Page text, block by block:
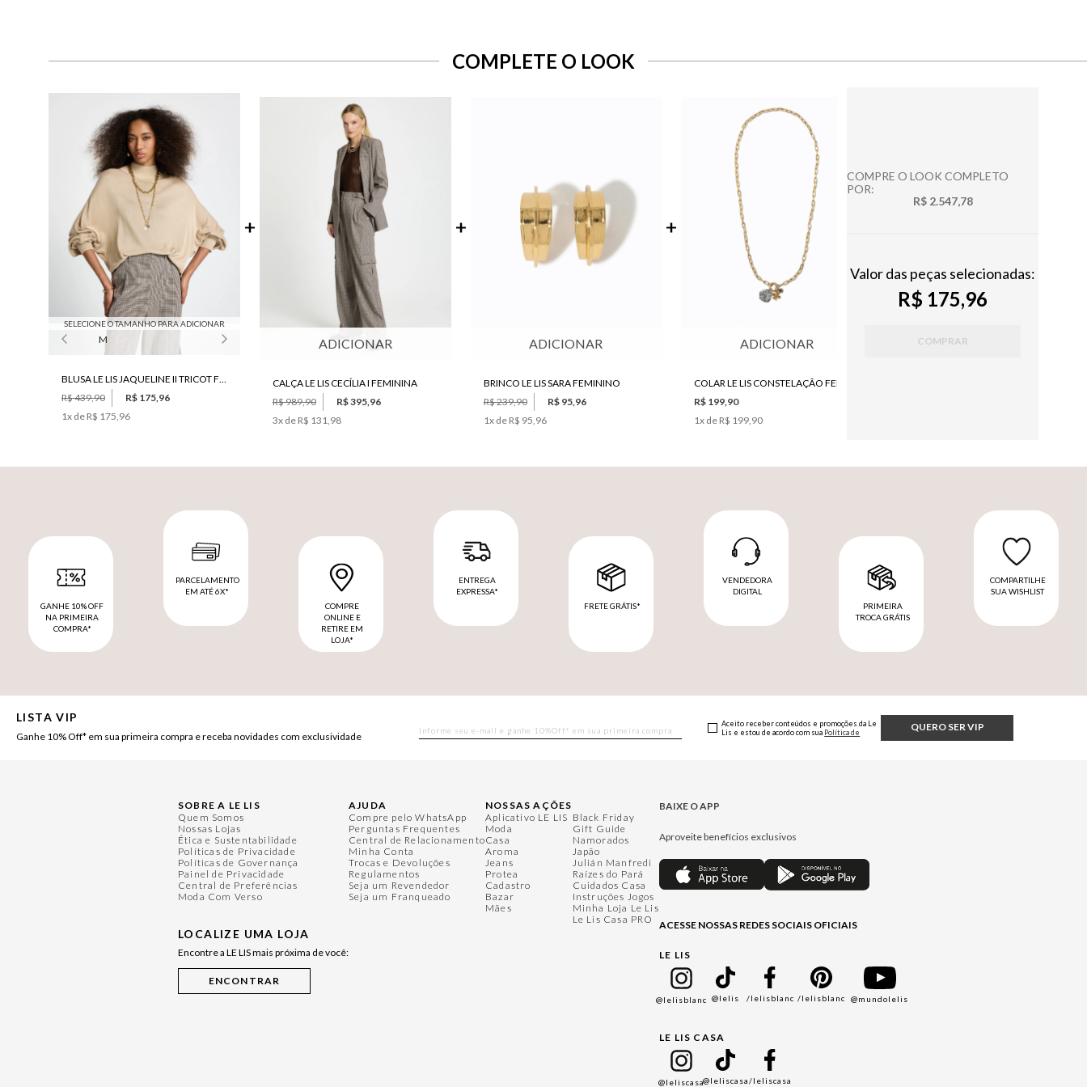
COMPLETE O LOOK
SELECIONE O TAMANHO PARA ADICIONAR
M
BLUSA LE LIS JAQUELINE II TRICOT FEMININA
R$ 439,90
R$ 175,96
1x de R$ 175,96
ADICIONAR
CALÇA LE LIS CECÍLIA I FEMININA
R$ 989,90
R$ 395,96
3x de R$ 131,98
ADICIONAR
BRINCO LE LIS SARA FEMININO
R$ 239,90
R$ 95,96
1x de R$ 95,96
ADICIONAR
R$ 199,90
1x de R$ 199,90
ADICIONAR
COMPRE O LOOK COMPLETO
POR:
R$ 2.547,78
Valor das peças selecionadas:
R$ 175,96
COMPRAR
GANHE 10% OFF
NA PRIMEIRA
COMPRA*
PARCELAMENTO
EM ATÉ 6X*
COMPRE
ONLINE E
RETIRE EM
LOJA*
ENTREGA
EXPRESSA*
FRETE GRÁTIS*
VENDEDORA
DIGITAL
PRIMEIRA
TROCA GRÁTIS
COMPARTILHE
SUA WISHLIST
LISTA VIP
Ganhe 10% Off* em sua primeira compra e receba novidades com exclusividade
QUERO SER VIP
Aceito receber conteúdos e promoções da Le
Lis e estou de acordo com sua Política de
SOBRE A LE LIS
Quem Somos
Nossas Lojas
Ética e Sustentabilidade
Políticas de Privacidade
Políticas de Governança
Painel de Privacidade
Central de Preferências
Moda Com Verso
LOCALIZE UMA LOJA
Encontre a LE LIS mais próxima de você:
AJUDA
Compre pelo WhatsApp
Perguntas Frequentes
Central de Relacionamento
Minha Conta
Trocas e Devoluções
Regulamentos
Seja um Revendedor
Seja um Franqueado
NOSSAS AÇÕES
Aplicativo LE LIS
Moda
Casa
Aroma
Jeans
Protea
Cadastro
Bazar
Mães
Black Friday
Gift Guide
Namorados
Japão
Julián Manfredi
Raízes do Pará
Cuidados Casa
Instruções Jogos
Minha Loja Le Lis
Le Lis Casa PRO
BAIXE O APP
Aproveite benefícios exclusivos
ACESSE NOSSAS REDES SOCIAIS OFICIAIS
LE LIS
@lelisblanc @lelis /lelisblanc /lelisblanc @mundolelis
LE LIS CASA
@leliscasa@leliscasa/leliscasa